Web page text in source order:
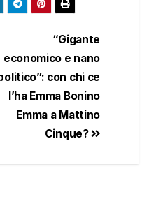
“Gigante
economico e nano
con chi ce
l’ha Emma Bonino
Emma a Mattino
Cinque?